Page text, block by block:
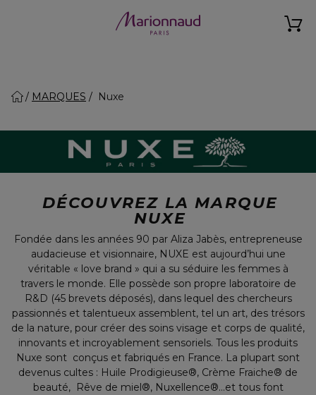
MARQUES Nuxe
DÉCOUVREZ LA MARQUE
NUXE
Fondée dans les années 90 par Aliza Jabès, entrepreneuse
audacieuse et visionnaire, NUXE est aujourd’hui une
véritable « love brand » qui a su séduire les femmes à
travers le monde. Elle possède son propre laboratoire de
R&D (45 brevets déposés), dans lequel des chercheurs
passionnés et talentueux assemblent, tel un art, des trésors
de la nature, pour créer des soins visage et corps de qualité,
innovants et incroyablement sensoriels. Tous les produits
Nuxe sont conçus et fabriqués en France. La plupart sont
devenus cultes : Huile Prodigieuse®, Crème Fraiche® de
beauté, Rêve de miel®, Nuxellence®…et tous font